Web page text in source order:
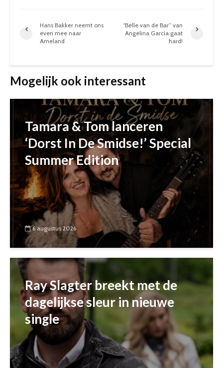
Hans Bakker neemt ons
even mee naar
Ameland
“Belle van de Bar” van
Angelina Garcia gaat
hard!
Mogelijk ook interessant
Tamara & Tom lanceren
‘Dorst In De Smidse!’ Special
Summer Edition
6 augustus 2026
Ray Slagter breekt met de
dagelijkse sleur in nieuwe
single